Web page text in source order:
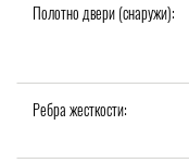
Полотно двери (снаружи):
Ребра жесткости: